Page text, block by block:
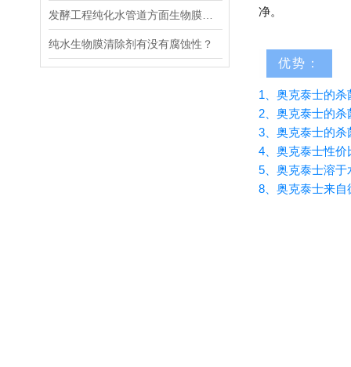
纯水生物膜清除剂有没有腐蚀性？
净。
优势：
1、奥克泰士的
2、奥克泰士的
3、奥克泰士的
4、奥克泰士性
5、奥克泰士溶
8、奥克泰士来